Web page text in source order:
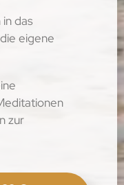
in das
eigene
zur